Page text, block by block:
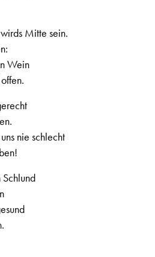
Mitte sein.
Wein
nie schlecht